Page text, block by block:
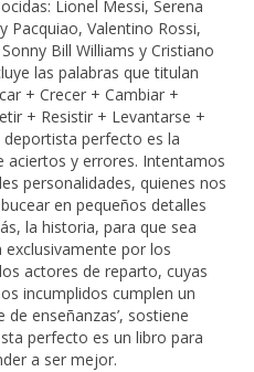
Lionel Messi, Serena
Pacquiao, Valentino Rossi,
Bill Williams y Cristiano
las palabras que titulan
+ Crecer + Cambiar +
+ Resistir + Levantarse +
deportista perfecto es la
aciertos y errores. Intentamos
personalidades, quienes nos
en pequeños detalles
la historia, para que sea
por los
actores de reparto, cuyas
incumplidos cumplen un
enseñanzas’, sostiene
perfecto es un libro para
a ser mejor.